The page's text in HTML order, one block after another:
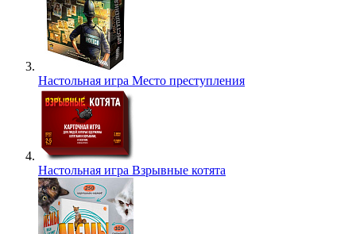
Настольная игра Место преступления
Настольная игра Взрывные котята